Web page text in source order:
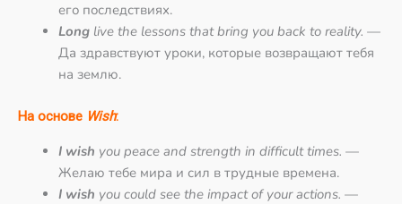
его последствиях.
Long live the lessons that bring you back to reality. —
Да здравствуют уроки, которые возвращают тебя
на землю.
На основе Wish:
I wish you peace and strength in difficult times. —
Желаю тебе мира и сил в трудные времена.
I wish you could see the impact of your actions. —